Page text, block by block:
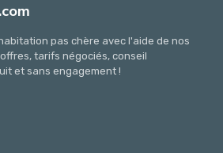
pas chère avec l'aide de nos
tarifs négociés, conseil
et sans engagement !